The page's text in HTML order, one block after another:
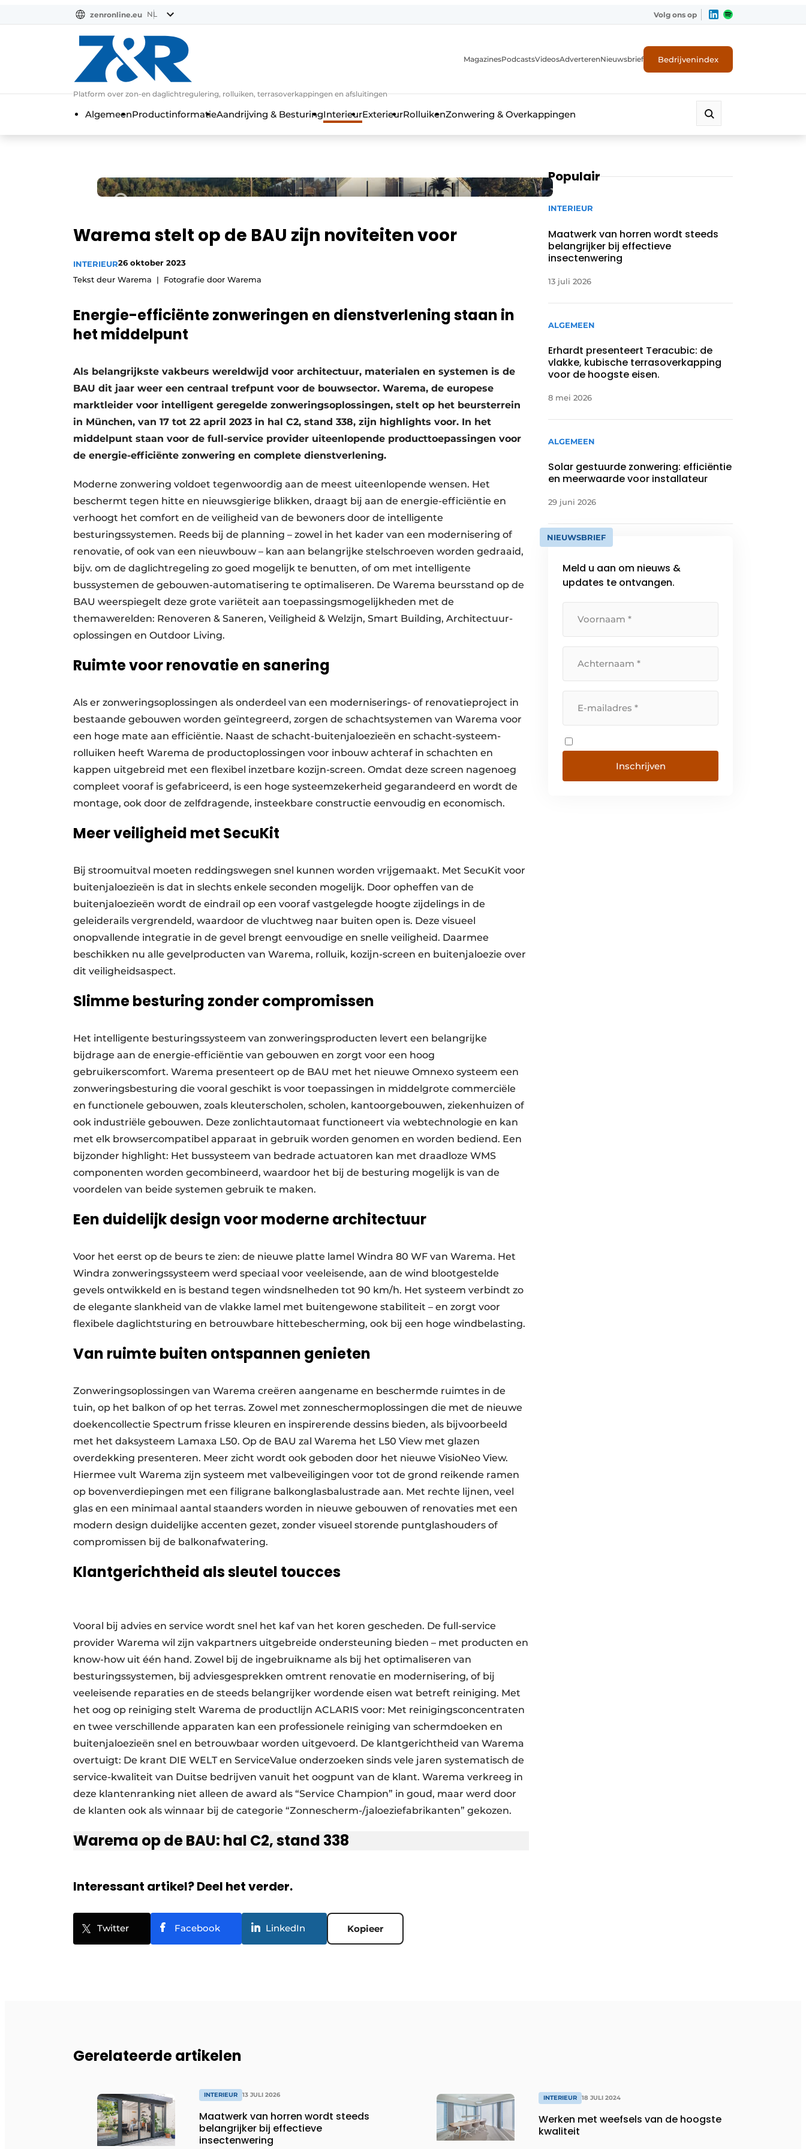
zenronline.eu NL Volg ons op
Platform over zon-en daglichtregulering, rolluiken, terrasoverkappingen en afsluitingen
MagazinesPodcastsVideosAdverterenNieuwsbrief Bedrijvenindex
AlgemeenProductinformatieAandrijving & BesturingInterieurExterieurRolluikenZonwering & Overkappingen
Warema stelt op de BAU zijn noviteiten voor
INTERIEUR26 oktober 2023
Tekst deur Warema
Fotografie door Warema
Energie-efficiënte zonweringen en dienstverlening staan in
het middelpunt
Als belangrijkste vakbeurs wereldwijd voor architectuur, materialen en systemen is de
BAU dit jaar weer een centraal trefpunt voor de bouwsector. Warema, de europese
marktleider voor intelligent geregelde zonweringsoplossingen, stelt op het beursterrein
in München, van 17 tot 22 april 2023 in hal C2, stand 338, zijn highlights voor. In het
middelpunt staan voor de full-service provider uiteenlopende producttoepassingen voor
de energie-efficiënte zonwering en complete dienstverlening.
Moderne zonwering voldoet tegenwoordig aan de meest uiteenlopende wensen. Het
beschermt tegen hitte en nieuwsgierige blikken, draagt bij aan de energie-efficiëntie en
verhoogt het comfort en de veiligheid van de bewoners door de intelligente
besturingssystemen. Reeds bij de planning – zowel in het kader van een modernisering of
renovatie, of ook van een nieuwbouw – kan aan belangrijke stelschroeven worden gedraaid,
bijv. om de daglichtregeling zo goed mogelijk te benutten, of om met intelligente
bussystemen de gebouwen-automatisering te optimaliseren. De Warema beursstand op de
BAU weerspiegelt deze grote variëteit aan toepassingsmogelijkheden met de
themawerelden: Renoveren & Saneren, Veiligheid & Welzijn, Smart Building, Architectuur-
oplossingen en Outdoor Living.
Ruimte voor renovatie en sanering
Als er zonweringsoplossingen als onderdeel van een moderniserings- of renovatieproject in
bestaande gebouwen worden geïntegreerd, zorgen de schachtsystemen van Warema voor
een hoge mate aan efficiëntie. Naast de schacht-buitenjaloezieën en schacht-systeem-
rolluiken heeft Warema de productoplossingen voor inbouw achteraf in schachten en
kappen uitgebreid met een flexibel inzetbare kozijn-screen. Omdat deze screen nagenoeg
compleet vooraf is gefabriceerd, is een hoge systeemzekerheid gegarandeerd en wordt de
montage, ook door de zelfdragende, insteekbare constructie eenvoudig en economisch.
Meer veiligheid met SecuKit
Bij stroomuitval moeten reddingswegen snel kunnen worden vrijgemaakt. Met SecuKit voor
buitenjaloezieën is dat in slechts enkele seconden mogelijk. Door opheffen van de
buitenjaloezieën wordt de eindrail op een vooraf vastgelegde hoogte zijdelings in de
geleiderails vergrendeld, waardoor de vluchtweg naar buiten open is. Deze visueel
onopvallende integratie in de gevel brengt eenvoudige en snelle veiligheid. Daarmee
beschikken nu alle gevelproducten van Warema, rolluik, kozijn-screen en buitenjaloezie over
dit veiligheidsaspect.
Slimme besturing zonder compromissen
Het intelligente besturingssysteem van zonweringsproducten levert een belangrijke
bijdrage aan de energie-efficiëntie van gebouwen en zorgt voor een hoog
gebruikerscomfort. Warema presenteert op de BAU met het nieuwe Omnexo systeem een
zonweringsbesturing die vooral geschikt is voor toepassingen in middelgrote commerciële
en functionele gebouwen, zoals kleuterscholen, scholen, kantoorgebouwen, ziekenhuizen of
ook industriële gebouwen. Deze zonlichtautomaat functioneert via webtechnologie en kan
met elk browsercompatibel apparaat in gebruik worden genomen en worden bediend. Een
bijzonder highlight: Het bussysteem van bedrade actuatoren kan met draadloze WMS
componenten worden gecombineerd, waardoor het bij de besturing mogelijk is van de
voordelen van beide systemen gebruik te maken.
Een duidelijk design voor moderne architectuur
Voor het eerst op de beurs te zien: de nieuwe platte lamel Windra 80 WF van Warema. Het
Windra zonweringssysteem werd speciaal voor veeleisende, aan de wind blootgestelde
gevels ontwikkeld en is bestand tegen windsnelheden tot 90 km/h. Het systeem verbindt zo
de elegante slankheid van de vlakke lamel met buitengewone stabiliteit – en zorgt voor
flexibele daglichtsturing en betrouwbare hittebescherming, ook bij een hoge windbelasting.
Van ruimte buiten ontspannen genieten
Zonweringsoplossingen van Warema creëren aangename en beschermde ruimtes in de
tuin, op het balkon of op het terras. Zowel met zonneschermoplossingen die met de nieuwe
doekencollectie Spectrum frisse kleuren en inspirerende dessins bieden, als bijvoorbeeld
met het daksysteem Lamaxa L50. Op de BAU zal Warema het L50 View met glazen
overdekking presenteren. Meer zicht wordt ook geboden door het nieuwe VisioNeo View.
Hiermee vult Warema zijn systeem met valbeveiligingen voor tot de grond reikende ramen
op bovenverdiepingen met een filigrane balkonglasbalustrade aan. Met rechte lijnen, veel
glas en een minimaal aantal staanders worden in nieuwe gebouwen of renovaties met een
modern design duidelijke accenten gezet, zonder visueel storende puntglashouders of
compromissen bij de balkonafwatering.
Klantgerichtheid als sleutel toucces
Vooral bij advies en service wordt snel het kaf van het koren gescheden. De full-service
provider Warema wil zijn vakpartners uitgebreide ondersteuning bieden – met producten en
know-how uit één hand. Zowel bij de ingebruikname als bij het optimaliseren van
besturingssystemen, bij adviesgesprekken omtrent renovatie en modernisering, of bij
veeleisende reparaties en de steeds belangrijker wordende eisen wat betreft reiniging. Met
het oog op reiniging stelt Warema de productlijn ACLARIS voor: Met reinigingsconcentraten
en twee verschillende apparaten kan een professionele reiniging van schermdoeken en
buitenjaloezieën snel en betrouwbaar worden uitgevoerd. De klantgerichtheid van Warema
overtuigt: De krant DIE WELT en ServiceValue onderzoeken sinds vele jaren systematisch de
service-kwaliteit van Duitse bedrijven vanuit het oogpunt van de klant. Warema verkreeg in
deze klantenranking niet alleen de award als “Service Champion” in goud, maar werd door
de klanten ook als winnaar bij de categorie “Zonnescherm-/jaloeziefabrikanten” gekozen.
Warema op de BAU: hal C2, stand 338
Interessant artikel? Deel het verder.
Twitter Facebook LinkedIn Kopieer
Populair
INTERIEUR
Maatwerk van horren wordt steeds
belangrijker bij effectieve
insectenwering
13 juli 2026
ALGEMEEN
Erhardt presenteert Teracubic: de
vlakke, kubische terrasoverkapping
voor de hoogste eisen.
8 mei 2026
ALGEMEEN
Solar gestuurde zonwering: efficiëntie
en meerwaarde voor installateur
29 juni 2026
NIEUWSBRIEF
Meld u aan om nieuws &
updates te ontvangen.
Inschrijven
Gerelateerde artikelen
INTERIEUR 13 JULI 2026
Maatwerk van horren wordt steeds
belangrijker bij effectieve
insectenwering
INTERIEUR 18 JULI 2024
Werken met weefsels van de hoogste
kwaliteit